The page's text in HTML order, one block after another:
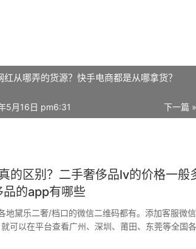
红从哪弄的货源？快手电商都是从哪拿货？
下一篇 »
5月16日 pm6:31
的区别？二手奢侈品lv的价格一般
的app有哪些
地黛乐二奢/档口的微信二维码都有。添加客服微信
可以在平台查看广州、深圳、莆田、东莞等全国
的黛乐二奢一手货源，直接对接一手货源代发，一